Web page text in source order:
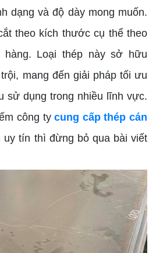
dạng và độ dày mong muốn.
theo kích thước cụ thể theo
hàng. Loại thép này sở hữu
mang đến giải pháp tối ưu
sử dụng trong nhiều lĩnh vực.
công ty cung cấp thép cán
uy tín thì đừng bỏ qua bài viết